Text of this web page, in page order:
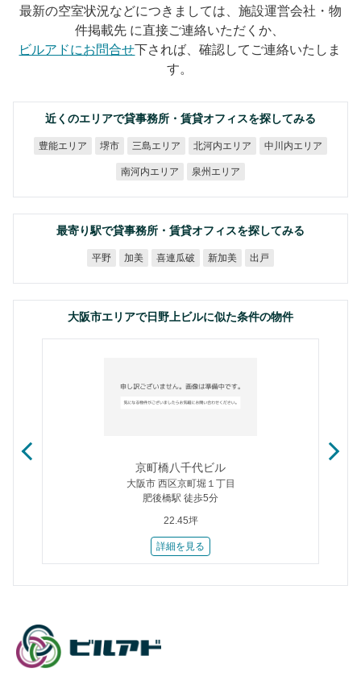
最新の空室状況などにつきましては、施設運営会社・物
件掲載先 に直接ご連絡いただくか、
ビルアドにお問合せ下されば、確認してご連絡いたしま
す。
近くのエリアで貸事務所・賃貸オフィスを探してみる
豊能エリア 堺市 三島エリア 北河内エリア 中川内エリア
南河内エリア 泉州エリア
最寄り駅で貸事務所・賃貸オフィスを探してみる
平野 加美 喜連瓜破 新加美 出戸
大阪市エリアで日野上ビルに似た条件の物件
京町橋八千代ビル
大阪市 西区京町堀１丁目
肥後橋駅 徒歩5分
22.45坪
詳細を見る